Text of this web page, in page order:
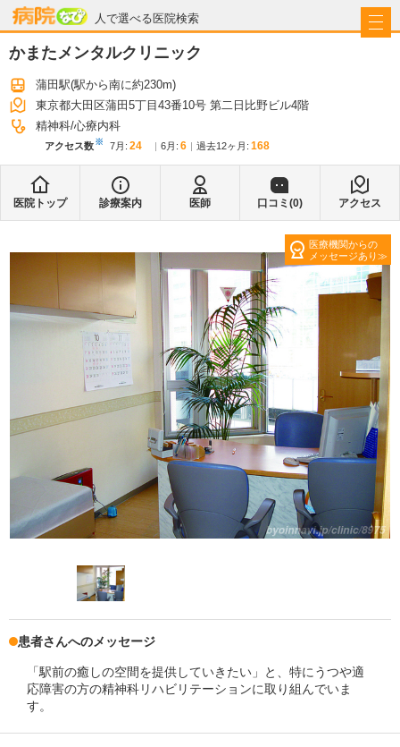
人で選べる医院検索
病院なび
かまたメンタルクリニック
蒲田駅(駅から南に約230m)
東京都大田区蒲田5丁目43番10号 第二日比野ビル4階
精神科 心療内科
アクセス数※ 7月 : 24 6月 : 6 過去12ヶ月: 168
医院トップ 診療案内 医師 口コミ(0) アクセス
医療機関からの
メッセージあり
患者さんへのメッセージ
「駅前の癒しの空間を提供していきたい」と、特にうつや適
応障害の方の精神科リハビリテーションに取り組んでいま
す。